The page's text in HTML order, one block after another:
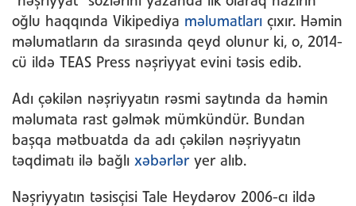
oğlu haqqında Vikipediya məlumatları çıxır. Həmin
məlumatların da sırasında qeyd olunur ki, o, 2014-
cü ildə TEAS Press nəşriyyat evini təsis edib.
Adı çəkilən nəşriyyatın rəsmi saytında da həmin
məlumata rast gəlmək mümkündür. Bundan
başqa mətbuatda da adı çəkilən nəşriyyatın
təqdimatı ilə bağlı xəbərlər yer alıb.
Nəşriyyatın təsisçisi Tale Heydərov 2006-cı ildə